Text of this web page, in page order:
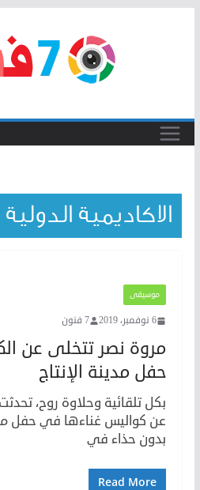
الاكاديمية الدولية
موسيقى
6 نوفمبر، 2019 7 فنون
مروة نصر تتخلى عن
حفل مدينة الإنتاج
بكل تلقائية وحلاوة روح،
عن كواليس غناءها في حفل
بدون حذاء في
Read More